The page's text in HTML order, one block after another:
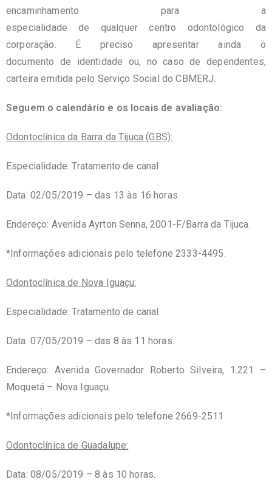
encaminhamento para a
especialidade de qualquer centro odontológico da
corporação. É preciso apresentar ainda o
documento de identidade ou, no caso de dependentes,
carteira emitida pelo Serviço Social do CBMERJ.
Seguem o calendário e os locais de avaliação:
Odontoclínica da Barra da Tijuca (GBS):
Especialidade: Tratamento de canal
Data: 02/05/2019 – das 13 às 16 horas.
Endereço: Avenida Ayrton Senna, 2001-F/Barra da Tijuca.
*Informações adicionais pelo telefone 2333-4495.
Odontoclínica de Nova Iguaçu:
Especialidade: Tratamento de canal
Data: 07/05/2019 – das 8 às 11 horas.
Endereço: Avenida Governador Roberto Silveira, 1.221 –
Moquetá – Nova Iguaçu.
*Informações adicionais pelo telefone 2669-2511.
Odontoclínica de Guadalupe:
Data: 08/05/2019 – 8 às 10 horas.